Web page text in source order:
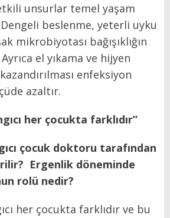
unsurlar temel yaşam
Dengeli beslenme, yeterli uyku
mikrobiyotası bağışıklığın
el yıkama ve hijyen
enfeksiyon
azaltır.
her çocukta farklıdır”
çocuk doktoru tarafından
Ergenlik döneminde
rolü nedir?
her çocukta farklıdır ve bu